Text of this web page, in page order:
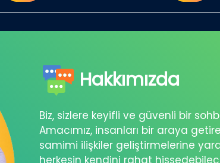
Hakkımızda
Biz, sizlere keyifli ve güvenli bir
Amacımız, insanları bir araya
samimi ilişkiler geliştirmelerine